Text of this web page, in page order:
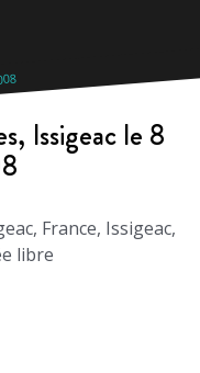
Issigeac le 8
France, Issigeac,
libre